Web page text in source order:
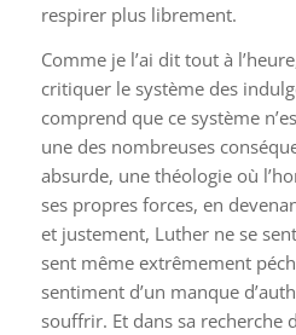
respirer plus librement.
Comme je l’ai dit tout à
critiquer le système des
comprend que ce système
une des nombreuses
absurde, une théologie où
ses propres forces, en
et justement, Luther ne se
sent même extrêmement
sentiment d’un manque
souffrir. Et dans sa recherche